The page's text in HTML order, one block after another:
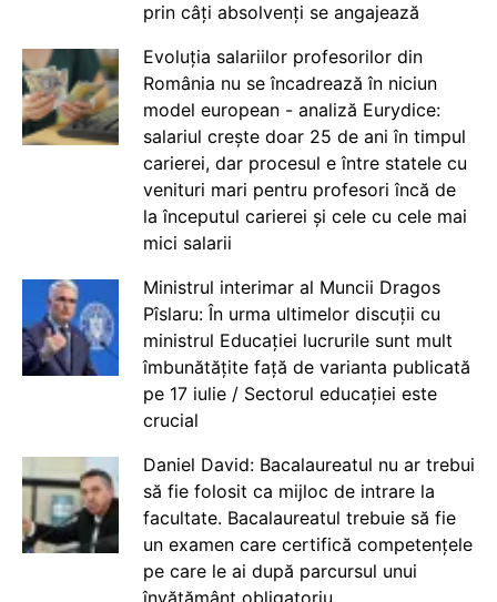
prin câți absolvenți se angajează
Evoluția salariilor profesorilor din
România nu se încadrează în niciun
model european - analiză Eurydice:
salariul crește doar 25 de ani în timpul
carierei, dar procesul e între statele cu
venituri mari pentru profesori încă de
la începutul carierei și cele cu cele mai
mici salarii
Ministrul interimar al Muncii Dragos
Pîslaru: În urma ultimelor discuții cu
ministrul Educației lucrurile sunt mult
îmbunătățite față de varianta publicată
pe 17 iulie / Sectorul educației este
crucial
Daniel David: Bacalaureatul nu ar trebui
să fie folosit ca mijloc de intrare la
facultate. Bacalaureatul trebuie să fie
un examen care certifică competențele
pe care le ai după parcursul unui
învățământ obligatoriu